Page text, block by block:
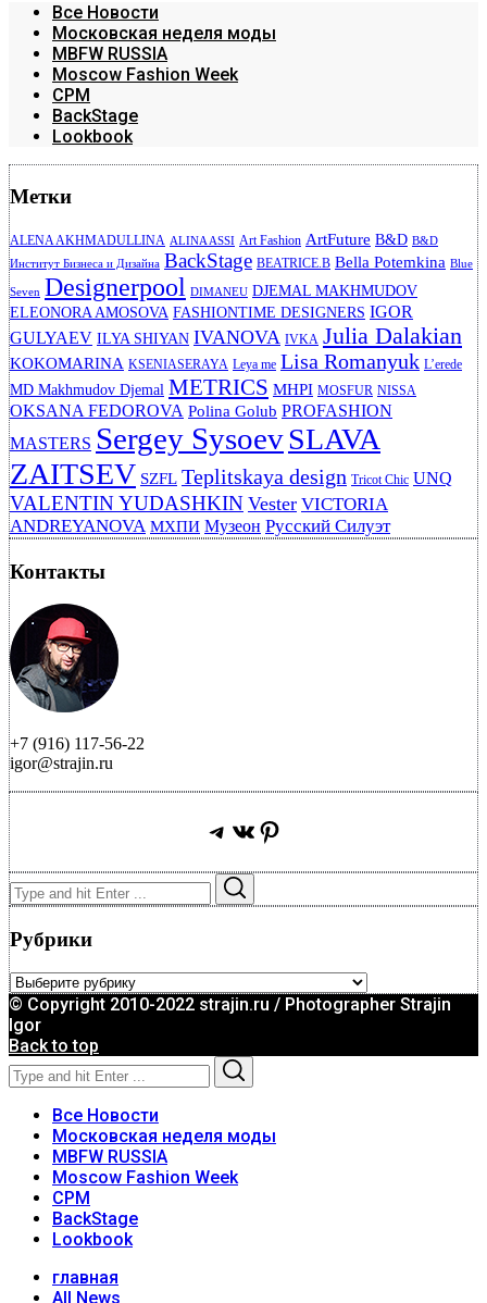
Все Новости
Московская неделя моды
MBFW RUSSIA
Moscow Fashion Week
CPM
BackStage
Lookbook
Метки
ALENA AKHMADULLINA ALINA ASSI Art Fashion ArtFuture B&D B&D
Институт Бизнеса и Дизайна BackStage BEATRICE.B Bella Potemkina Blue
Seven Designerpool DIMANEU DJEMAL MAKHMUDOV
ELEONORA AMOSOVA FASHIONTIME DESIGNERS IGOR
GULYAEV ILYA SHIYAN IVANOVA IVKA Julia Dalakian
KOKOMARINA KSENIASERAYA Leya me Lisa Romanyuk L’erede
MD Makhmudov Djemal METRICS MHPI MOSFUR NISSA
OKSANA FEDOROVA Polina Golub PROFASHION
MASTERS Sergey SysoevSLAVA
ZAITSEV SZFL Teplitskaya design Tricot Chic UNQ
VALENTIN YUDASHKIN Vester VICTORIA
ANDREYANOVA МХПИ Музеон Русский Силуэт
Контакты
+7 (916) 117-56-22
igor@strajin.ru
Telegram
ВКонтакте
Pinterest
Search
for:
Рубрики
Рубрики
© Copyright 2010-2022 strajin.ru / Photographer Strajin
Igor
Back to top
Search
for:
Все Новости
Московская неделя моды
MBFW RUSSIA
Moscow Fashion Week
CPM
BackStage
Lookbook
главная
All News